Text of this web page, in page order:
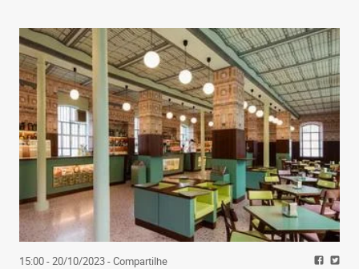
15:00 - 20/10/2023- Compartilhe